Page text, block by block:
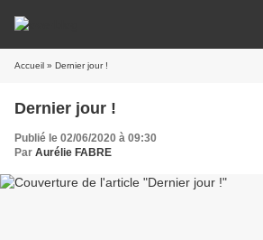
Accueil » Dernier jour !
Dernier jour !
Publié le 02/06/2020 à 09:30
Par Aurélie FABRE